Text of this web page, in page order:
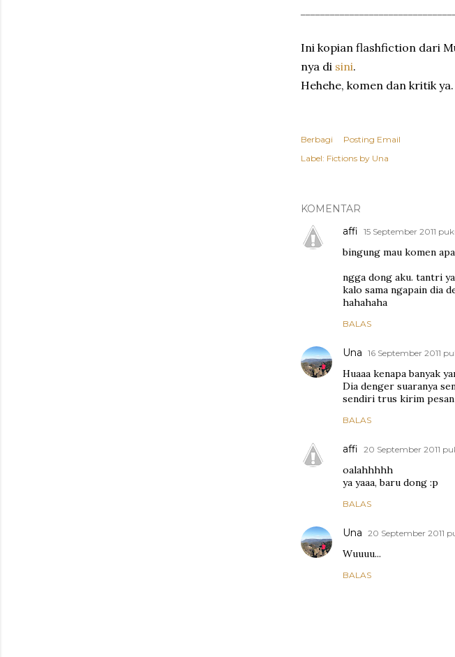
Ini kopian flashfiction dari
nya di sini.
Hehehe, komen dan kritik
Berbagi
Posting Email
Label: Fictions by Una
KOMENTAR
affi 15 September 2011
bingung mau komen
ngga dong aku. tantri
kalo sama ngapain dia
hahahaha
BALAS
Una 16 September 2011
Huaaa kenapa banyak
Dia denger suaranya
sendiri trus kirim
BALAS
affi 20 September 2011
oalahhhhh
ya yaaa, baru dong :p
BALAS
Una 20 September 2011
Wuuuu...
BALAS